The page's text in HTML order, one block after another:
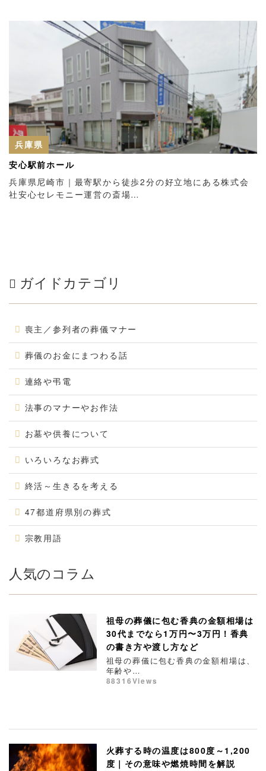
兵庫県
安心駅前ホール
兵庫県尼崎市｜最寄駅から徒歩2分の好立地にある株式会
社安心セレモニー運営の斎場…
ガイドカテゴリ
喪主／参列者の葬儀マナー
葬儀のお金にまつわる話
連絡や弔電
法事のマナーやお作法
お墓や供養について
いろいろなお葬式
終活～生きるを考える
47都道府県別の葬式
宗教用語
人気のコラム
祖母の葬儀に包む香典の金額相場は
30代までなら1万円〜3万円！香典
の書き方や渡し方など
祖母の葬儀に包む香典の金額相場は、
年齢や…
88316Views
火葬する時の温度は800度～1,200
度｜その意味や燃焼時間を解説